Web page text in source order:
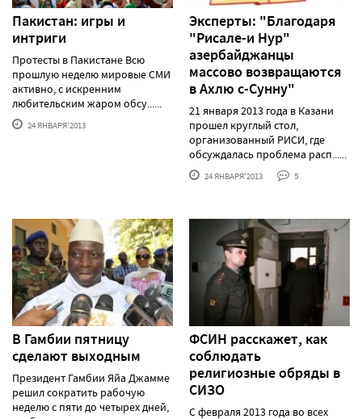
Пакистан: игры и
интриги
Протесты в Пакистане Всю
прошлую неделю мировые СМИ
активно, с искренним
любительским жаром обсу......
24 ЯНВАРЯ'2013
Эксперты: "Благодаря
"Рисале-и Нур"
азербайджанцы
массово возвращаются
в Ахлю с-Сунну"
21 января 2013 года в Казани
прошел круглый стол,
организованный РИСИ, где
обсуждалась проблема расп......
24 ЯНВАРЯ'2013 5
В Гамбии пятницу
сделают выходным
Президент Гамбии Яйа Джамме
решил сократить рабочую
неделю с пяти до четырех дней,
ФСИН расскажет, как
соблюдать
религиозные обряды в
СИЗО
С февраля 2013 года во всех